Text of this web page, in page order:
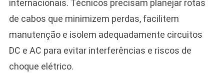
internacionais. Técnicos precisam planejar rotas
de cabos que minimizem perdas, facilitem
manutenção e isolem adequadamente circuitos
DC e AC para evitar interferências e riscos de
choque elétrico.